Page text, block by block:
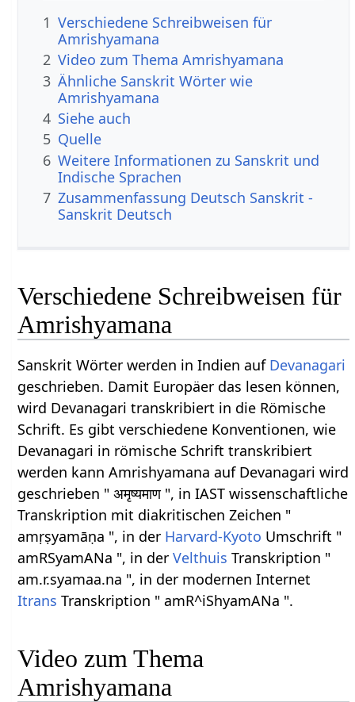
1 Verschiedene Schreibweisen für
Amrishyamana
2 Video zum Thema Amrishyamana
3 Ähnliche Sanskrit Wörter wie
Amrishyamana
4 Siehe auch
5 Quelle
6 Weitere Informationen zu Sanskrit und
Indische Sprachen
7 Zusammenfassung Deutsch Sanskrit -
Sanskrit Deutsch
Verschiedene Schreibweisen für
Amrishyamana
Sanskrit Wörter werden in Indien auf Devanagari
geschrieben. Damit Europäer das lesen können,
wird Devanagari transkribiert in die Römische
Schrift. Es gibt verschiedene Konventionen, wie
Devanagari in römische Schrift transkribiert
werden kann Amrishyamana auf Devanagari wird
geschrieben " अमृष्यमाण ", in IAST wissenschaftliche
Transkription mit diakritischen Zeichen "
amṛṣyamāṇa ", in der Harvard-Kyoto Umschrift "
amRSyamANa ", in derVelthuis Transkription "
am.r.syamaa.na ", in der modernen Internet
Itrans Transkription " amR^iShyamANa ".
Video zum Thema
Amrishyamana